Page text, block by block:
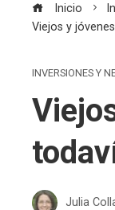
Inicio
Viejos y
INVERSIONES Y
Julia